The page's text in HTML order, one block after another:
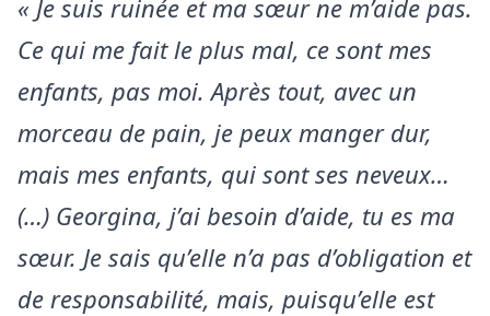
« Je suis ruinée et ma sœur ne m’aide pas.
Ce qui me fait le plus mal, ce sont mes
enfants, pas moi. Après tout, avec un
morceau de pain, je peux manger dur,
mais mes enfants, qui sont ses neveux…
(…) Georgina, j’ai besoin d’aide, tu es ma
sœur. Je sais qu’elle n’a pas d’obligation et
de responsabilité, mais, puisqu’elle est